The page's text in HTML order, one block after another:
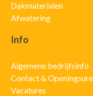
Dakmaterialen
Afwatering
Info
Algemene bedrijfsinfo
Contact &
Vacatures